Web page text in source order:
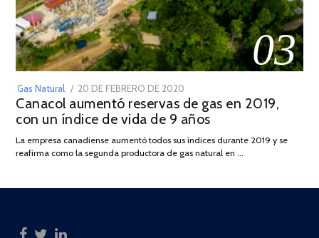
03
Gas Natural
POSTED
ON
20 DE FEBRERO DE 2020
DE
JULIO
2025
Canacol aumentó reservas de gas en 2019,
con un índice de vida de 9 años
La empresa canadiense aumentó todos sus índices durante 2019 y se
reafirma como la segunda productora de gas natural en …